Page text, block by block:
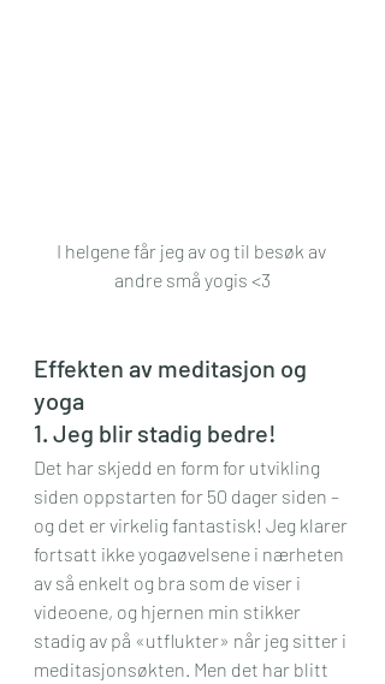
I helgene får jeg av og til besøk av
andre små yogis <3
Effekten av meditasjon og
yoga
1. Jeg blir stadig bedre!
Det har skjedd en form for utvikling
siden oppstarten for 50 dager siden –
og det er virkelig fantastisk! Jeg klarer
fortsatt ikke yogaøvelsene i nærheten
av så enkelt og bra som de viser i
videoene, og hjernen min stikker
stadig av på «utflukter» når jeg sitter i
meditasjonsøkten. Men det har blitt